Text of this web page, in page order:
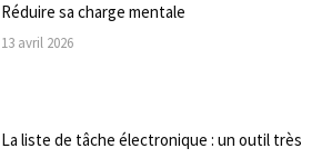
Réduire sa charge mentale
13 avril 2026
La liste de tâche électronique : un outil très